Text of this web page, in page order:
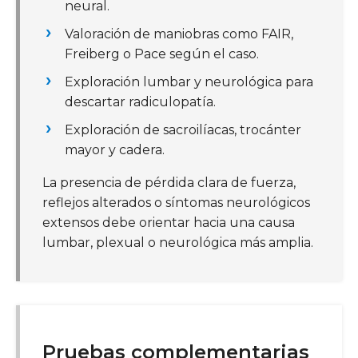
neural.
Valoración de maniobras como FAIR,
Freiberg o Pace según el caso.
Exploración lumbar y neurológica para
descartar radiculopatía.
Exploración de sacroilíacas, trocánter
mayor y cadera.
La presencia de pérdida clara de fuerza,
reflejos alterados o síntomas neurológicos
extensos debe orientar hacia una causa
lumbar, plexual o neurológica más amplia.
Pruebas complementarias